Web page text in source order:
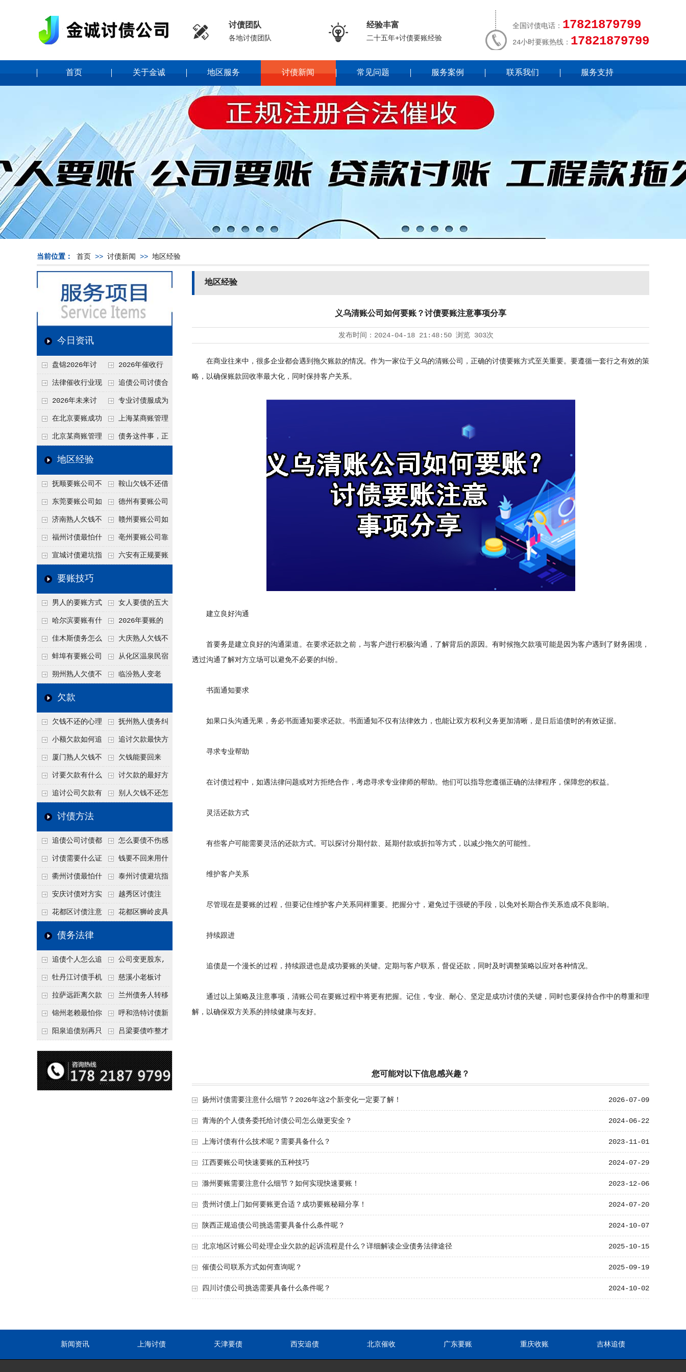
 讨债团队
各地讨债团队  经验丰富
二十五年+讨债要账经验
全国讨债电话： 17821879799
24小时要账热线： 17821879799
首页 关于金诚 地区服务 讨债新闻 常见问题 服务案例 联系我们 服务支持
当前位置： 首页 >> 讨债新闻 >> 地区经验
今日资讯
盘锦2026年讨
债新趋势
2026年催收行
业发展现状、竞争格
局及未来趋势分析
法律催收行业现
状、合规痛点与未来
发展趋势深度解析
追债公司讨债合
法方法总结
2026年未来讨
债要账公司发展趋势
专业讨债服成为
2026年的发展趋势
在北京要账成功
率高吗？未来追账公
司发展趋势引发行业
上海某商账管理
机构聚焦合规服务
北京某商账管理
服务机构持续提升合
力企业化解应收账款
难题
债务这件事，正
地区经验
抚顺要账公司不
敢透漏的追回方法是
什么？
鞍山欠钱不还借
口太多？2026年这3
句反问话术，直接把
他后路堵死
东莞要账公司如
何有效要账讨债？20
26年合法追债经验总
结！
德州有要账公司
吗？如何合法讨债才
不沾风险？
济南熟人欠钱不
还？
赣州要账公司如
何有效讨债？合法追
债四步秘籍
福州讨债最怕什
么？2026年这两个关
键细节，做错就很难
亳州要账公司靠
谱吗？合法讨债四步
宣城讨债避坑指
南：2026年这2个细
回！
六安有正规要账
要账技巧
男人的要账方式
是什么呢？
女人要债的五大
绝招,轻松搞定
哈尔滨要账有什
么合法手段？2026年
最新追账方式总结！
2026年要账的
七个小方法
佳木斯债务怎么
追回呢？2026年成功
要账就用这2招
大庆熟人欠钱不
还躲猫猫？2026年这
个“诉前调解”成功率
蚌埠有要账公司
吗？2026年这3个方
法比公司好使
从化区温泉民宿
老板借钱不还？2026
朔州熟人欠债不
还几年了，2026年用
死账变活
临汾熟人变老
打官司更好使
欠款
欠钱不还的心理
是什么？读懂欠款人
的心态催收事半功倍
抚州熟人债务纠
纷咋办？这一招好开
口
小额欠款如何追
讨
追讨欠款最快方
法是什么？
厦门熟人欠钱不
还？2026年合法秘
籍！
欠钱能要回来
吗？
讨要欠款有什么
好办法
讨欠款的最好方
法
追讨公司欠款有
哪些法律手段
别人欠钱不还怎
讨债方法
追债公司讨债都
有哪些手段
怎么要债不伤感
情？
讨债需要什么证
据
钱要不回来用什
么方法要回来
衢州讨债最怕什
么？2026年这两个关
键细节，做错就很难
泰州讨债避坑指
南：2026年这2个细
节不注意，钱很难要
安庆讨债对方实
在没钱咋办？
越秀区讨债注
意！没有借条只有微
花都区讨债注意
事项：空港物流园欠
节点”催收最有效
花都区狮岭皮具
3种合法追债路径
债务法律
追债个人怎么追
回呢？2026年最新绝
招选择！
公司变更股东,
变更前的债权债务谁
承担
牡丹江讨债手机
搞定：2026年线上立
案追债全流程，足不
出户
慈溪小老板讨
债，2026年这2个本
地行业协会出面，比
法院传票快
拉萨远距离欠款
对方在牧区联系不
上，2026年委托当地
兰州债务人转移
财产后申请破产，20
26年破产程序里还能
锦州老赖最怕你
懂这1条，2026
罪”详解，能判刑
呼和浩特讨债新
招：2026年用“律师
成本低见效快
阳泉追债别再只
类隐形财产（公积
金、保单）也能执行
吕梁要债咋整才
调解渠道，比找公司
强
地区经验
义乌清账公司如何要账？讨债要账注意事项分享
发布时间： 2024-04-18 21:48:50 浏览 303次
在商业往来中，很多企业都会遇到拖欠账款的情况。作为一家位于义乌的清账公司，正确的讨债要账方式至关重要。要遵循一套行之有效的策
略，以确保账款回收率最大化，同时保持客户关系。
建立良好沟通
首要务是建立良好的沟通渠道。在要求还款之前，与客户进行积极沟通，了解背后的原因。有时候拖欠款项可能是因为客户遇到了财务困境，
透过沟通了解对方立场可以避免不必要的纠纷。
书面通知要求
如果口头沟通无果，务必书面通知要求还款。书面通知不仅有法律效力，也能让双方权利义务更加清晰，是日后追债时的有效证据。
寻求专业帮助
在讨债过程中，如遇法律问题或对方拒绝合作，考虑寻求专业律师的帮助。他们可以指导您遵循正确的法律程序，保障您的权益。
灵活还款方式
有些客户可能需要灵活的还款方式。可以探讨分期付款、延期付款或折扣等方式，以减少拖欠的可能性。
维护客户关系
尽管现在是要账的过程，但要记住维护客户关系同样重要。把握分寸，避免过于强硬的手段，以免对长期合作关系造成不良影响。
持续跟进
追债是一个漫长的过程，持续跟进也是成功要账的关键。定期与客户联系，督促还款，同时及时调整策略以应对各种情况。
通过以上策略及注意事项，清账公司在要账过程中将更有把握。记住，专业、耐心、坚定是成功讨债的关键，同时也要保持合作中的尊重和理
解，以确保双方关系的持续健康与友好。
您可能对以下信息感兴趣？
2026-07-09
扬州讨债需要注意什么细节？2026年这2个新变化一定要了解！
2024-06-22
青海的个人债务委托给讨债公司怎么做更安全？
2023-11-01
上海讨债有什么技术呢？需要具备什么？
2024-07-29
江西要账公司快速要账的五种技巧
2023-12-06
滁州要账需要注意什么细节？如何实现快速要账！
2024-07-20
贵州讨债上门如何要账更合适？成功要账秘籍分享！
2024-10-07
陕西正规追债公司挑选需要具备什么条件呢？
2025-10-15
北京地区讨账公司处理企业欠款的起诉流程是什么？详细解读企业债务法律途径
2025-09-19
催债公司联系方式如何查询呢？
2024-10-02
四川讨债公司挑选需要具备什么条件呢？
新闻资讯 上海讨债 天津要债 西安追债 北京催收 广东要账 重庆收账 吉林追债